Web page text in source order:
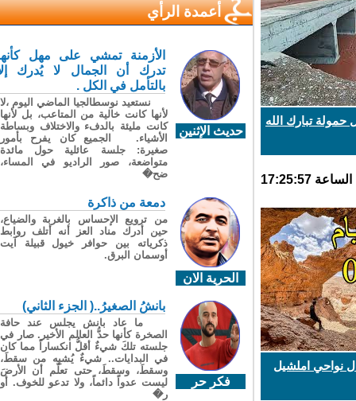
تبارك الله
نواحي املشيل
أعمدة الرأي
حديث الإثنين
الأزمنة تمشي على مهل كأنها
تدرك أن الجمال لا يُدرك إلا
بالتأمل في الكل .
نستعيد نوسطالجيا الماضي اليوم ،لا
لأنها كانت خالية من المتاعب، بل لأنها
كانت مليئة بالدفء والاختلاف وبساطة
الأشياء. الجميع كان يفرح بأمور
صغيرة: جلسة عائلية حول مائدة
متواضعة، صور الراديو في المساء،
ضح�
الحرية الان
دمعة من ذاكرة
من ترويع الإحساس بالغربة والضياع،
حين أدرك مناد العز أنه أتلف روابط
ذكرياته بين حوافر خيول قبيلة آيت
أوسمان البرق.
فكر حر
بانشُ الصغيرُ..( الجزء الثاني)
ما عاد بانش يجلس عند حافة
الصخرة كأنها حدُّ العالم الأخير. صار في
جلسته تلكَ شيءٌ أقلُّ انكساراً مما كان
في البدايات.. شيءٌ يُشبِه من سقطَ،
وسقطَ، وسقطَ، حتى تعلّم أن الأرضَ
ليست عدواً دائماً، ولا تدعو للخوف. أو
ر�